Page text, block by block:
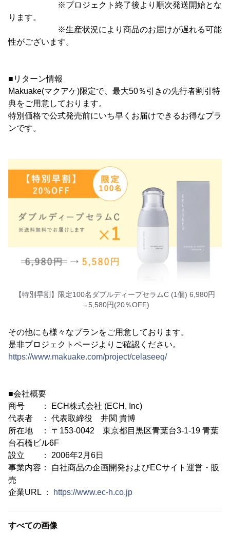
※プロジェクト終了後より順次発送開始とな
ります。
※生産状況により商品のお届けが遅れる可能
性がございます。
■リターン情報
Makuake(マクアケ)限定で、最大50％引きの先行者割引特
典をご用意しております。
特別価格で公式発売前にいち早くお届けできるお得なプラ
ンです。
【特別早割】限定100名ダブルディープセラムC (1個) 6,980円
→5,580円(20％OFF)
その他にも様々なプランをご用意しております。
是非プロジェクトページよりご確認ください。
https://www.makuake.com/project/celaseeq/
■会社概要
商号 ： ECH株式会社 (ECH, Inc)
代表者 ： 代表取締役 井関 貴博
所在地 ： 〒153-0042 東京都目黒区青葉台3-1-19 青葉
台石橋ビル6F
設立 ： 2006年2月6日
事業内容： 自社商品の企画開発およびECサイト運営・販
売
企業URL ：
https://www.ec-h.co.jp
すべての画像